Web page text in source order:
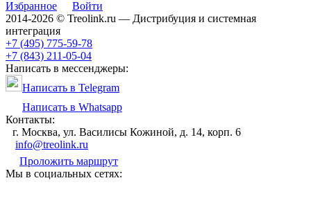
Избранное
Войти
2014-2026 © Treolink.ru — Дистрибуция и системная
интеграция
+7 (495) 775-59-78
+7 (843) 211-05-04
Написать в мессенджеры:
Написать в Telegram
Написать в Whatsapp
Контакты:
г. Москва, ул. Василисы Кожиной, д. 14, корп. 6
info@treolink.ru
Проложить маршрут
Мы в социальных сетях: